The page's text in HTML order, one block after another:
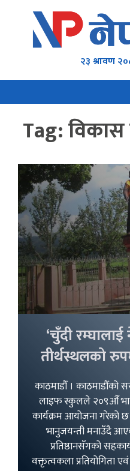
२३ श्रावण
Tag:विकास
‘चुँदी
तीर्थस्थलको
काठमाडौँ । काठमाडौँको
लाइफ स्कुलले २०९औँ
कार्यक्रम आयोजना गरेको छ
भानुजयन्ती मनाउँदै
प्रतिष्ठानसँगको
वक्तृत्वकला प्रतियोगिता